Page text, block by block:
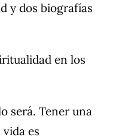
y dos biografías
en los
será. Tener una
es